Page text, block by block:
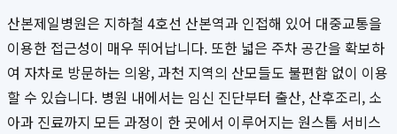
산본제일병원은 지하철 4호선 산본역과 인접해 있어 대중교통을
이용한 접근성이 매우 뛰어납니다. 또한 넓은 주차 공간을 확보하
여 자차로 방문하는 의왕, 과천 지역의 산모들도 불편함 없이 이용
할 수 있습니다. 병원 내에서는 임신 진단부터 출산, 산후조리, 소
아과 진료까지 모든 과정이 한 곳에서 이루어지는 원스톱 서비스